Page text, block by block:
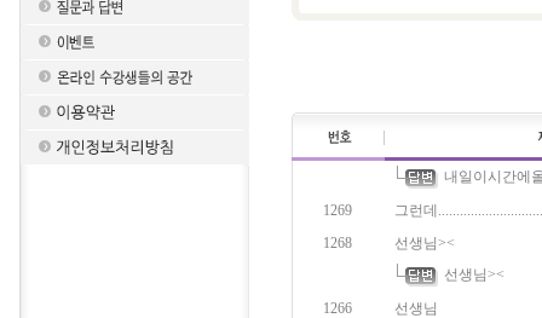
내일이시간에
1269
그런데
1268
선생님><
선생님><
1266
선생님